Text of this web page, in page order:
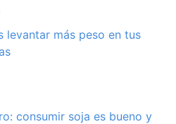
levantar más peso en tus
consumir soja es bueno y